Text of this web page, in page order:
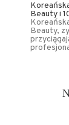
Beauty i
Beauty,